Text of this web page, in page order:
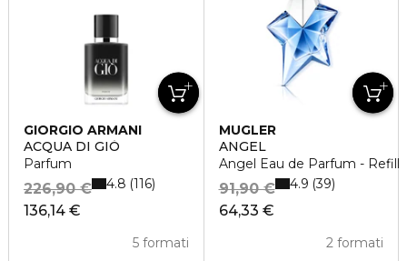
GIORGIO ARMANI
ACQUA DI GIÒ
Parfum
136,14 €
226,90 €
5 formati
4.8 116
MUGLER
ANGEL
Angel Eau de Parfum - Refill
64,33 €
91,90 €
2 formati
4.9 39